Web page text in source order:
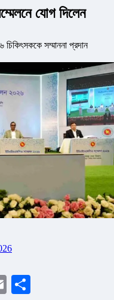
যোগ দিলেন
৬ চিকিৎসককে সম্মাননা প্রদান
Email